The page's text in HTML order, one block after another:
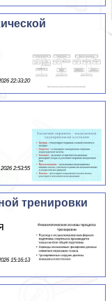
22:33:20
2026 2:53:55
тренировки
15:16:13